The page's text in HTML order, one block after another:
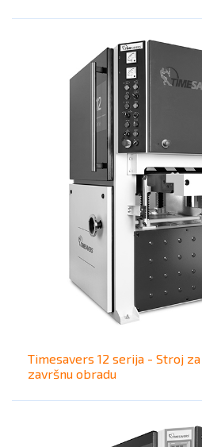
Timesavers 12 serija - Stroj
završnu obradu